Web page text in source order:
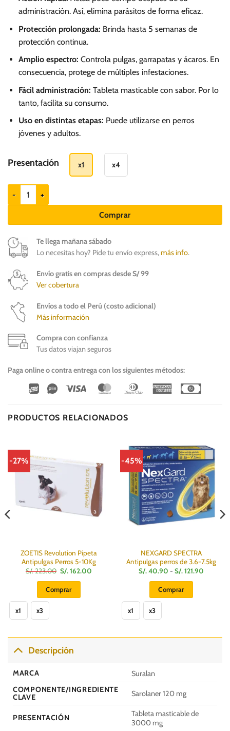
precios:
desde
S/.
hasta
S/.
299.00
administración. Así, elimina parásitos de forma eficaz.
Protección prolongada: Brinda hasta 5 semanas de
protección continua.
Amplio espectro: Controla pulgas, garrapatas y ácaros. En
consecuencia, protege de múltiples infestaciones.
Fácil administración: Tableta masticable con sabor. Por lo
tanto, facilita su consumo.
Uso en distintas etapas: Puede utilizarse en perros
jóvenes y adultos.
Presentación x1 x4
SURALAN X-Large Antipulgas para Perros de 40 a 60kg cantidad
Comprar
Te llega mañana sábado
Lo necesitas hoy? Pide tu envío express,más info.
Envío gratis en compras desde S/ 99
Ver cobertura
Envíos a todo el Perú (costo adicional)
Más información
Compra con confianza
Tus datos viajan seguros
Paga online o contra entrega con los siguientes métodos:
Wirecard
Vipps Visa MasterCardDinners
American
PRODUCTOS RELACIONADOS
-27%
ZOETIS Revolution Pipeta
Antipulgas Perros 5-10Kg
S/.223.00 El
precio
original
era:
S/.
S/.162.00
Comprar
múltiples
variantes.
Las
pueden
la
x1 x3
-45%
NEXGARD SPECTRA
Antipulgas perros de 3.6-7.5kg
S/.40.90 - S/.121.90
Comprar
múltiples
pueden
elegir
en
x1 x3
Descripción
MARCA
Suralan
COMPONENTE/INGREDIENTE
CLAVE
Sarolaner 120 mg
PRESENTACIÓN
Tableta masticable de
3000 mg